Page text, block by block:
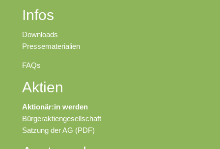
Infos
Downloads
Pressematerialien
FAQs
Aktien
Aktionär:in werden
Bürgeraktiengesellschaft
Satzung der AG (PDF)